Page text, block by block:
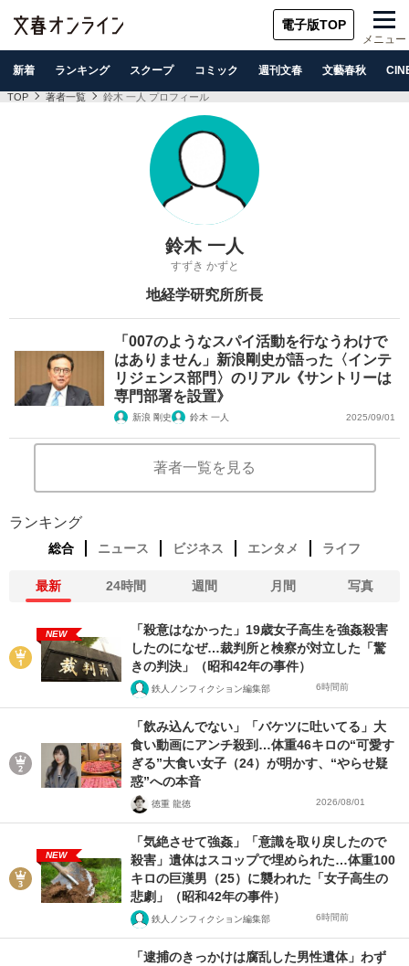
電子版TOP
メニュー
新着 ランキング スクープ コミック 週刊文春 文藝春秋
TOP 著者一覧 鈴木 一人 プロフィール
鈴木 一人
すずき かずと
地経学研究所所長
「007のようなスパイ活動を行なうわけで
はありません」新浪剛史が語った〈インテ
リジェンス部門〉のリアル《サントリーは
専門部署を設置》
新浪 剛史 鈴木 一人 2025/09/01
著者一覧を見る
ランキング
総合 ニュース ビジネス エンタメ ライフ
最新 24時間 週間 月間 写真
NEW
「殺意はなかった」19歳女子高生を強姦殺害
したのになぜ…裁判所と検察が対立した「驚
きの判決」（昭和42年の事件）
鉄人ノンフィクション編集部 6時間前
「飲み込んでない」「バケツに吐いてる」大
食い動画にアンチ殺到…体重46キロの“可愛す
ぎる”大食い女子（24）が明かす、“やらせ疑
惑”への本音
徳重 龍徳 2026/08/01
NEW
「気絶させて強姦」「意識を取り戻したので
殺害」遺体はスコップで埋められた…体重100
キロの巨漢男（25）に襲われた「女子高生の
悲劇」（昭和42年の事件）
鉄人ノンフィクション編集部 6時間前
「逮捕のきっかけは腐乱した男性遺体」わず